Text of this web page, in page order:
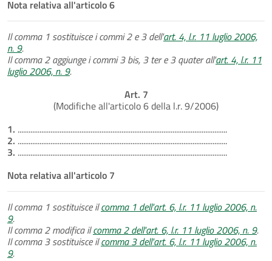
Nota relativa all'articolo 6
Il comma 1 sostituisce i commi 2 e 3 dell'art. 4, l.r. 11 luglio 2006,
n. 9.
Il comma 2 aggiunge i commi 3 bis, 3 ter e 3 quater all'art. 4, l.r. 11
luglio 2006, n. 9.
Art. 7
(Modifiche all'articolo 6 della l.r. 9/2006)
1. ...................................................................................................................
2. ...................................................................................................................
3. ...................................................................................................................
Nota relativa all'articolo 7
Il comma 1 sostituisce ilcomma 1 dell'art. 6, l.r. 11 luglio 2006, n.
9.
Il comma 2 modifica ilcomma 2 dell'art. 6, l.r. 11 luglio 2006, n. 9.
Il comma 3 sostituisce ilcomma 3 dell'art. 6, l.r. 11 luglio 2006, n.
9.